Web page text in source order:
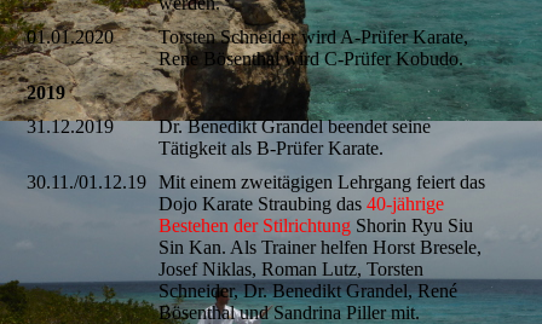
01.01.2020
Torsten Schneider wird A-Prüfer Karate,
Rene Bösenthal wird C-Prüfer Kobudo.
2019
31.12.2019
Dr. Benedikt Grandel beendet seine
Tätigkeit als B-Prüfer Karate.
30.11./01.12.19
Mit einem zweitägigen Lehrgang feiert das
Dojo Karate Straubing das40-jährige
Bestehen der Stilrichtung Shorin Ryu Siu
Sin Kan. Als Trainer helfen Horst Bresele,
Josef Niklas, Roman Lutz, Torsten
Schneider, Dr. Benedikt Grandel, René
Bösenthal und Sandrina Piller mit.